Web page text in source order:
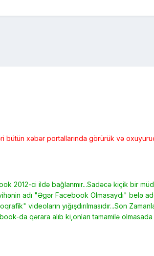
bütün xəbər portallarında görürük və
2012-ci ildə bağlanmır...Sadəcə kiçik bir
adı "Əgər Facebook Olmasaydı" belə
videoların yığışdırılmasıdır...Son
da qərara alıb ki,onları tamamilə olmasada